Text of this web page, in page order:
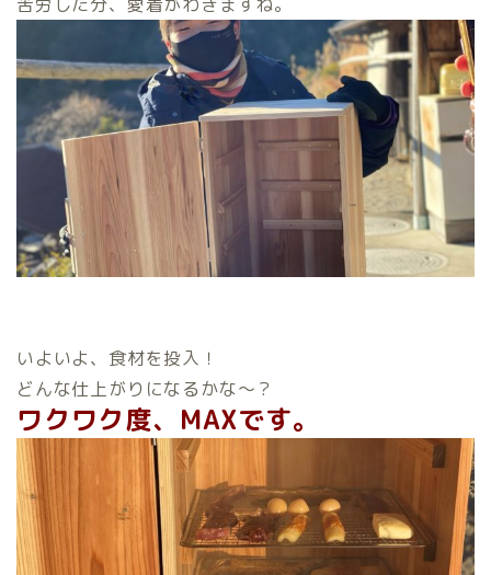
いよいよ、食材を投入！
どんな仕上がりになるかな～？
ワクワク度、MAXです。